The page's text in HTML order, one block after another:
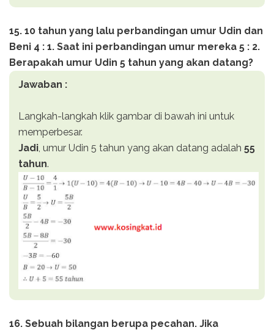
15. 10 tahun yang lalu perbandingan umur Udin dan
Beni 4 : 1. Saat ini perbandingan umur mereka 5 : 2.
Berapakah umur Udin 5 tahun yang akan datang?
Jawaban :
Langkah-langkah klik gambar di bawah ini untuk
memperbesar.
Jadi, umur Udin 5 tahun yang akan datang adalah 55
tahun.
16. Sebuah bilangan berupa pecahan. Jika